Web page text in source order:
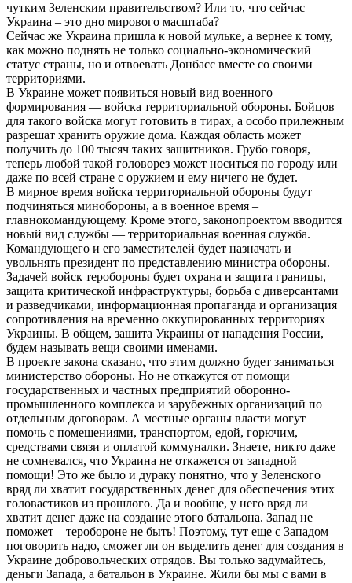
чутким Зеленским правительством? Или то, что сейчас
Украина – это дно мирового масштаба?
Сейчас же Украина пришла к новой мульке, а вернее к тому,
как можно поднять не только социально-экономический
статус страны, но и отвоевать Донбасс вместе со своими
территориями.
В Украине может появиться новый вид военного
формирования — войска территориальной обороны. Бойцов
для такого войска могут готовить в тирах, а особо прилежным
разрешат хранить оружие дома. Каждая область может
получить до 100 тысяч таких защитников. Грубо говоря,
теперь любой такой головорез может носиться по городу или
даже по всей стране с оружием и ему ничего не будет.
В мирное время войска территориальной обороны будут
подчиняться минобороны, а в военное время –
главнокомандующему. Кроме этого, законопроектом вводится
новый вид службы — территориальная военная служба.
Командующего и его заместителей будет назначать и
увольнять президент по представлению министра обороны.
Задачей войск теробороны будет охрана и защита границы,
защита критической инфраструктуры, борьба с диверсантами
и разведчиками, информационная пропаганда и организация
сопротивления на временно оккупированных территориях
Украины. В общем, защита Украины от нападения России,
будем называть вещи своими именами.
В проекте закона сказано, что этим должно будет заниматься
министерство обороны. Но не откажутся от помощи
государственных и частных предприятий оборонно-
промышленного комплекса и зарубежных организаций по
отдельным договорам. А местные органы власти могут
помочь с помещениями, транспортом, едой, горючим,
средствами связи и оплатой коммуналки. Знаете, никто даже
не сомневался, что Украина не откажется от западной
помощи! Это же было и дураку понятно, что у Зеленского
вряд ли хватит государственных денег для обеспечения этих
головастиков из прошлого. Да и вообще, у него вряд ли
хватит денег даже на создание этого батальона. Запад не
поможет – теробороне не быть! Поэтому, тут еще с Западом
поговорить надо, сможет ли он выделить денег для создания в
Украине добровольческих отрядов. Вы только задумайтесь,
деньги Запада, а батальон в Украине. Жили бы мы с вами в